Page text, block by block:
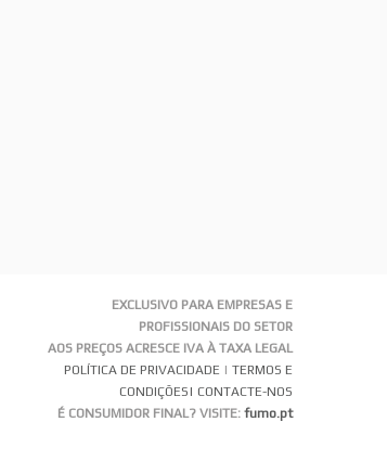
EXCLUSIVO PARA EMPRESAS E
PROFISSIONAIS DO SETOR
AOS PREÇOS ACRESCE IVA À TAXA LEGAL
POLÍTICA DE PRIVACIDADE | TERMOS E
CONDIÇÕES| CONTACTE-NOS
É CONSUMIDOR FINAL? VISITE: fumo.pt